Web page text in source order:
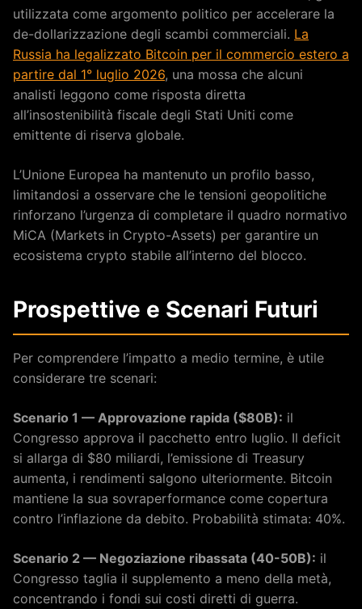
utilizzata come argomento politico per accelerare la
de-dollarizzazione degli scambi commerciali. La
Russia ha legalizzato Bitcoin per il commercio estero a
partire dal 1° luglio 2026, una mossa che alcuni
analisti leggono come risposta diretta
all’insostenibilità fiscale degli Stati Uniti come
emittente di riserva globale.
L’Unione Europea ha mantenuto un profilo basso,
limitandosi a osservare che le tensioni geopolitiche
rinforzano l’urgenza di completare il quadro normativo
MiCA (Markets in Crypto-Assets) per garantire un
ecosistema crypto stabile all’interno del blocco.
Prospettive e Scenari Futuri
Per comprendere l’impatto a medio termine, è utile
considerare tre scenari:
Scenario 1 — Approvazione rapida ($80B): il
Congresso approva il pacchetto entro luglio. Il deficit
si allarga di $80 miliardi, l’emissione di Treasury
aumenta, i rendimenti salgono ulteriormente. Bitcoin
mantiene la sua sovraperformance come copertura
contro l’inflazione da debito. Probabilità stimata: 40%.
Scenario 2 — Negoziazione ribassata (40-50B): il
Congresso taglia il supplemento a meno della metà,
concentrando i fondi sui costi diretti di guerra.